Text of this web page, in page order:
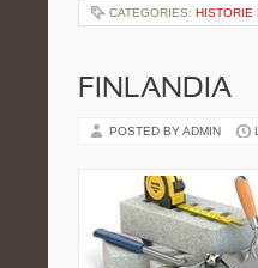
CATEGORIES: HISTORIE
FINLANDIA
POSTED BY ADMIN